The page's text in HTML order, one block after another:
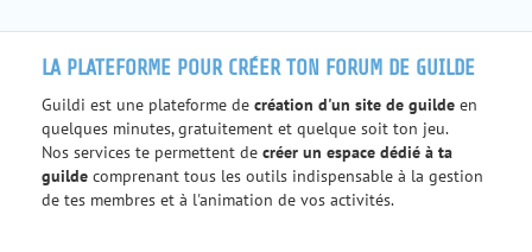
LA PLATEFORME POUR CRÉER TON FORUM DE GUILDE
Guildi est une plateforme de création d'un site de guilde en
quelques minutes, gratuitement et quelque soit ton jeu.
Nos services te permettent de créer un espace dédié à ta
guilde comprenant tous les outils indispensable à la gestion
de tes membres et à l'animation de vos activités.